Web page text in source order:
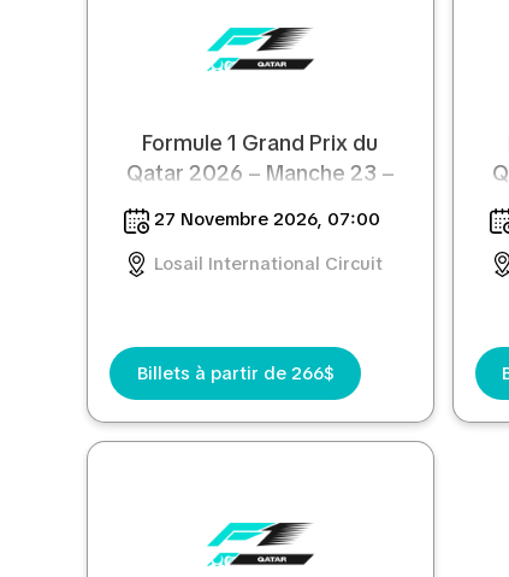
Formule 1 Grand Prix du
Qatar 2026 – Manche 23 –
27 Novembre 2026, 07:00
Losail International Circuit
Billets à partir de 266$